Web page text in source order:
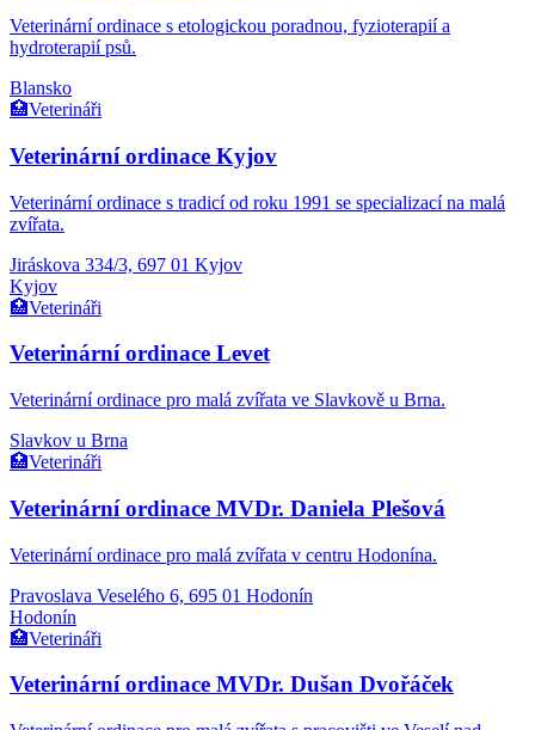
Veterinární ordinace s etologickou poradnou, fyzioterapií a
hydroterapií psů.
Blansko
🏥Veterináři
Veterinární ordinace Kyjov
Veterinární ordinace s tradicí od roku 1991 se specializací na malá
zvířata.
Jiráskova 334/3, 697 01 Kyjov
Kyjov
🏥Veterináři
Veterinární ordinace Levet
Veterinární ordinace pro malá zvířata ve Slavkově u Brna.
Slavkov u Brna
🏥Veterináři
Veterinární ordinace MVDr. Daniela Plešová
Veterinární ordinace pro malá zvířata v centru Hodonína.
Pravoslava Veselého 6, 695 01 Hodonín
Hodonín
🏥Veterináři
Veterinární ordinace MVDr. Dušan Dvořáček